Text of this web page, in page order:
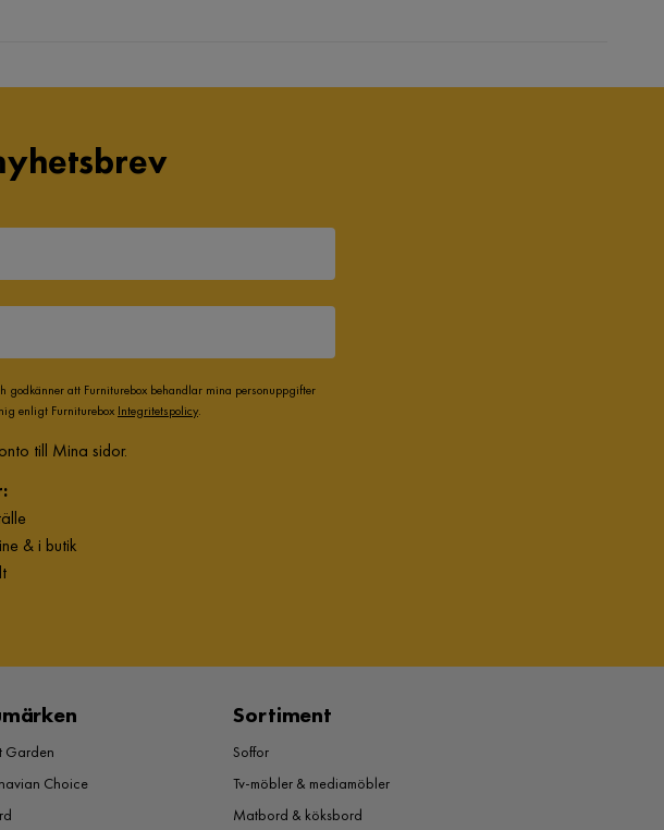
att Furniturebox behandlar mina personuppgifter
enligt Furniturebox Integritetspolicy.
till Mina sidor.
& i butik
Garden
Choice
Sortiment
Soffor
Tv-möbler & mediamöbler
Matbord & köksbord